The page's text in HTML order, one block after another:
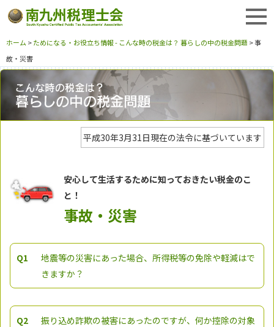
ホーム >ためになる・お役立ち情報 - こんな時の税金は？ 暮らしの中の税金問題 > 事
故・災害
平成30年3月31日現在の法令に基づいています
安心して生活するために知っておきたい税金のこ
と！
事故・災害
Q1
地震等の災害にあった場合、所得税等の免除や軽減はで
きますか？
Q2
振り込め詐欺の被害にあったのですが、何か控除の対象